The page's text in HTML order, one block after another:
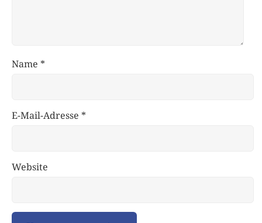
Name *
E-Mail-Adresse *
Website